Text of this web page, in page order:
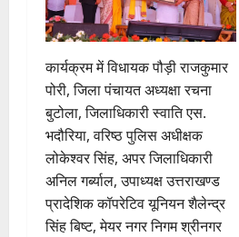
कार्यक्रम में विधायक पौड़ी राजकुमार
पोरी, जिला पंचायत अध्यक्षा रचना
बुटोला, जिलाधिकारी स्वाति एस.
भदौरिया, वरिष्ठ पुलिस अधीक्षक
लोकेश्वर सिंह, अपर जिलाधिकारी
अनिल गर्ब्याल, उपाध्यक्ष उत्तराखण्ड
प्रादेशिक कॉपरेटिव यूनियन शैलेन्द्र
सिंह बिष्ट, मेयर नगर निगम श्रीनगर